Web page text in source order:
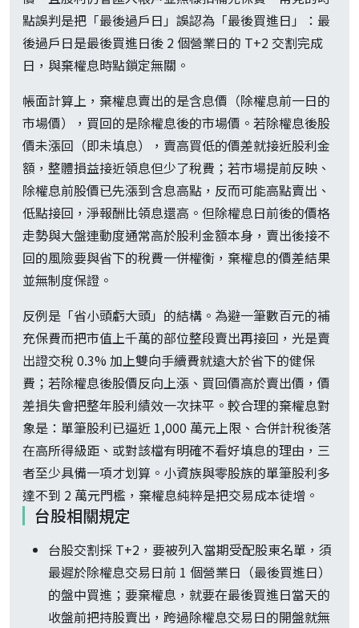
點誤判是把「最後過戶日」誤認為「最後買進日」：最
後過戶日是最後買進日後 2 個營業日的 T+2 交割完成
日，與棄權息時點鎖定無關。
帳面計算上，棄權息賣出的是含息價（除權息前一日的
市場價），買回的是除權息後的市場價。若除權息後股
價未漲回（即未填息），賣高買低的價差就接近股利金
額，整體損益接近領息但少了稅費；若市場提前反映、
除權息前股價已先漲到含息高點，反而可能高點賣出、
低點接回，淨報酬比領息還高。但除權息日前後的價格
走勢與大盤連動度通常高於股利金額本身，賣出後接不
回的風險要與省下的稅費一併權衡，棄權息的價差結果
並無制度保證。
反例是「省小頭虧大頭」的結構。為避一筆數百元的補
充保費而把市值上千萬的部位整段賣出再接回，光是賣
出證交稅 0.3% 加上雙向手續費就遠大於省下的健保
費；若除權息後股價反向上漲、買回價高於賣出價，價
差損失會把整年股利績效一次抹平。較合理的棄權息對
象是：單筆股利已逼近 1,000 萬元上限、合併計稅後落
在高所得級距、或對該檔有明確不看好填息的理由，三
者至少具備一項才划算。小資族與零股族的單筆股利多
達不到 2 萬元門檻，棄權息純粹是把交易成本徒增。
台股相關規定
台股交割採 T+2，要被列入當期受配股東名單，須
最遲於除權息交易日前 1 個營業日（最後買進日）
的盤中買進；要棄權息，就要在最後買進日當天的
收盤前把持股賣出，跨過除權息交易日的開盤就無